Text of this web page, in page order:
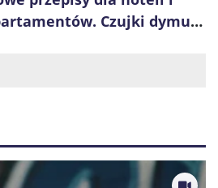
Czujki dymu